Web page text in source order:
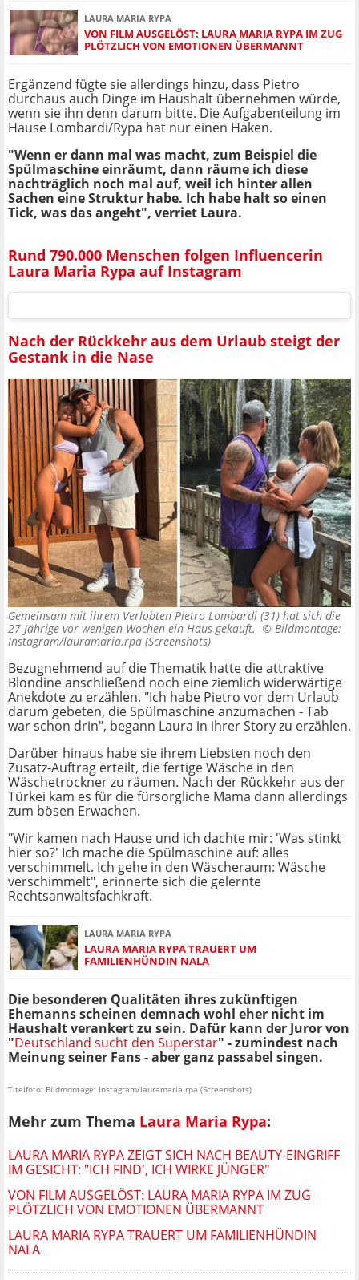
LAURA MARIA RYPA
VON FILM AUSGELÖST: LAURA MARIA RYPA IM ZUG
PLÖTZLICH VON EMOTIONEN ÜBERMANNT
Ergänzend fügte sie allerdings hinzu, dass Pietro
durchaus auch Dinge im Haushalt übernehmen würde,
wenn sie ihn denn darum bitte. Die Aufgabenteilung im
Hause Lombardi/Rypa hat nur einen Haken.
"Wenn er dann mal was macht, zum Beispiel die
Spülmaschine einräumt, dann räume ich diese
nachträglich noch mal auf, weil ich hinter allen
Sachen eine Struktur habe. Ich habe halt so einen
Tick, was das angeht", verriet Laura.
Rund 790.000 Menschen folgen Influencerin
Laura Maria Rypa auf Instagram
Nach der Rückkehr aus dem Urlaub steigt der
Gestank in die Nase
Gemeinsam mit ihrem Verlobten Pietro Lombardi (31) hat sich die
27-Jährige vor wenigen Wochen ein Haus gekauft. © Bildmontage:
Instagram/lauramaria.rpa (Screenshots)
Bezugnehmend auf die Thematik hatte die attraktive
Blondine anschließend noch eine ziemlich widerwärtige
Anekdote zu erzählen. "Ich habe Pietro vor dem Urlaub
darum gebeten, die Spülmaschine anzumachen - Tab
war schon drin", begann Laura in ihrer Story zu erzählen.
Darüber hinaus habe sie ihrem Liebsten noch den
Zusatz-Auftrag erteilt, die fertige Wäsche in den
Wäschetrockner zu räumen. Nach der Rückkehr aus der
Türkei kam es für die fürsorgliche Mama dann allerdings
zum bösen Erwachen.
"Wir kamen nach Hause und ich dachte mir: 'Was stinkt
hier so?' Ich mache die Spülmaschine auf: alles
verschimmelt. Ich gehe in den Wäscheraum: Wäsche
verschimmelt", erinnerte sich die gelernte
Rechtsanwaltsfachkraft.
LAURA MARIA RYPA
LAURA MARIA RYPA TRAUERT UM
FAMILIENHÜNDIN NALA
Die besonderen Qualitäten ihres zukünftigen
Ehemanns scheinen demnach wohl eher nicht im
Haushalt verankert zu sein. Dafür kann der Juror von
"Deutschland sucht den Superstar" - zumindest nach
Meinung seiner Fans - aber ganz passabel singen.
Titelfoto: Bildmontage: Instagram/lauramaria.rpa (Screenshots)
Mehr zum Thema Laura Maria Rypa:
LAURA MARIA RYPA ZEIGT SICH NACH BEAUTY-EINGRIFF
IM GESICHT: "ICH FIND', ICH WIRKE JÜNGER"
VON FILM AUSGELÖST: LAURA MARIA RYPA IM ZUG
PLÖTZLICH VON EMOTIONEN ÜBERMANNT
LAURA MARIA RYPA TRAUERT UM FAMILIENHÜNDIN
NALA